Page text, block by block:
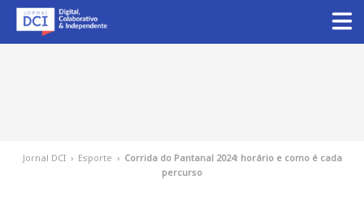
Jornal DCI › Esporte › Corrida do Pantanal 2024: horário e como é cada
percurso